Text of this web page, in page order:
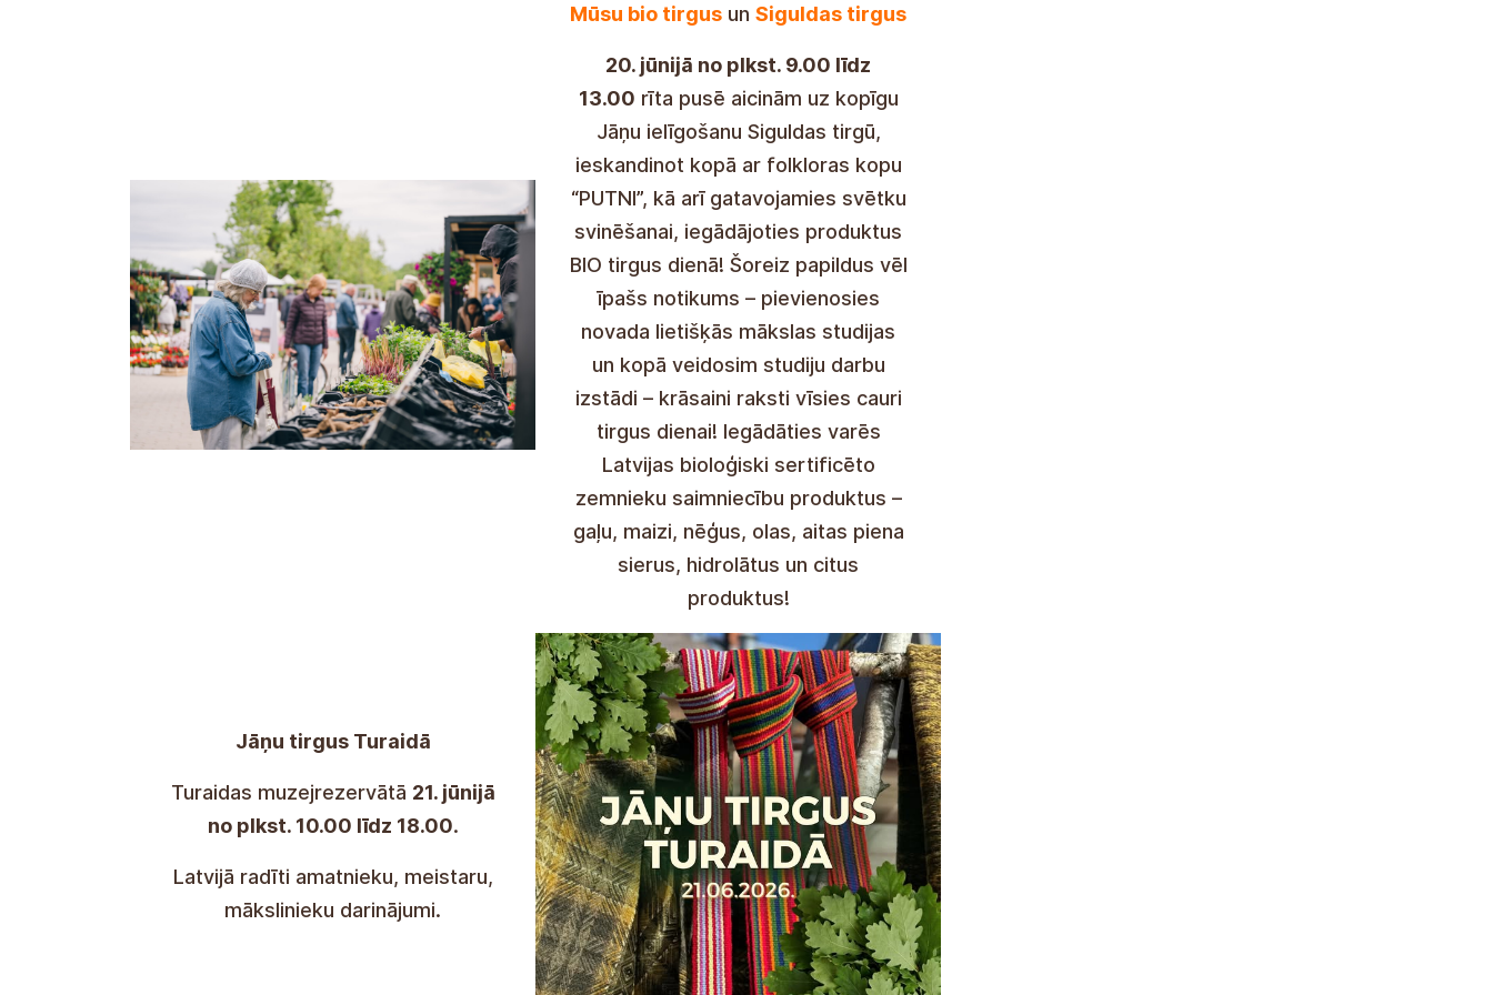
Vår ekologiska marknadoch
Den 20 juni, från 9:00 till 13:00på
morgonen, bjuder vi in dig till en
gemensam midsommarfest på
Sigulda Market, där vi inleder
tillsammans med folkloregruppen
"PUTNI", och vi förbereder oss
också för att fira högtiden genom
att köpa produkter på BIO-
marknadsdagen! Den här gången
blir det ett extra specialevenemang
– anläggningsstudior från regionen
kommer att delta, och tillsammans
skapar vi en studioutställning –
färgglada mönster kommer att
fortsätta under hela
marknadsdagen! Produkter från
ekologiskt certifierade lettiska
gårdar kommer att finnas
tillgängliga för köp – kött, bröd, ål,
ägg, fårmjölksostar, hydrolater och
andra produkter!
Midsommarmarknaden i Turaida